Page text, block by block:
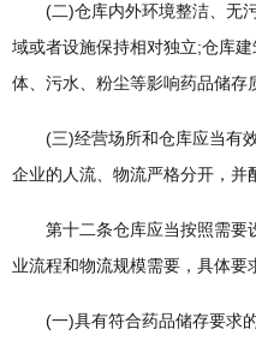
(二)仓库内外环境整洁、无污
域或者设施保持相对独立;仓库
体、污水、粉尘等影响药品储存
(三)经营场所和仓库应当有效
企业的人流、物流严格分开，并
第十二条仓库应当按照需要
业流程和物流规模需要，具体要
(一)具有符合药品储存要求的